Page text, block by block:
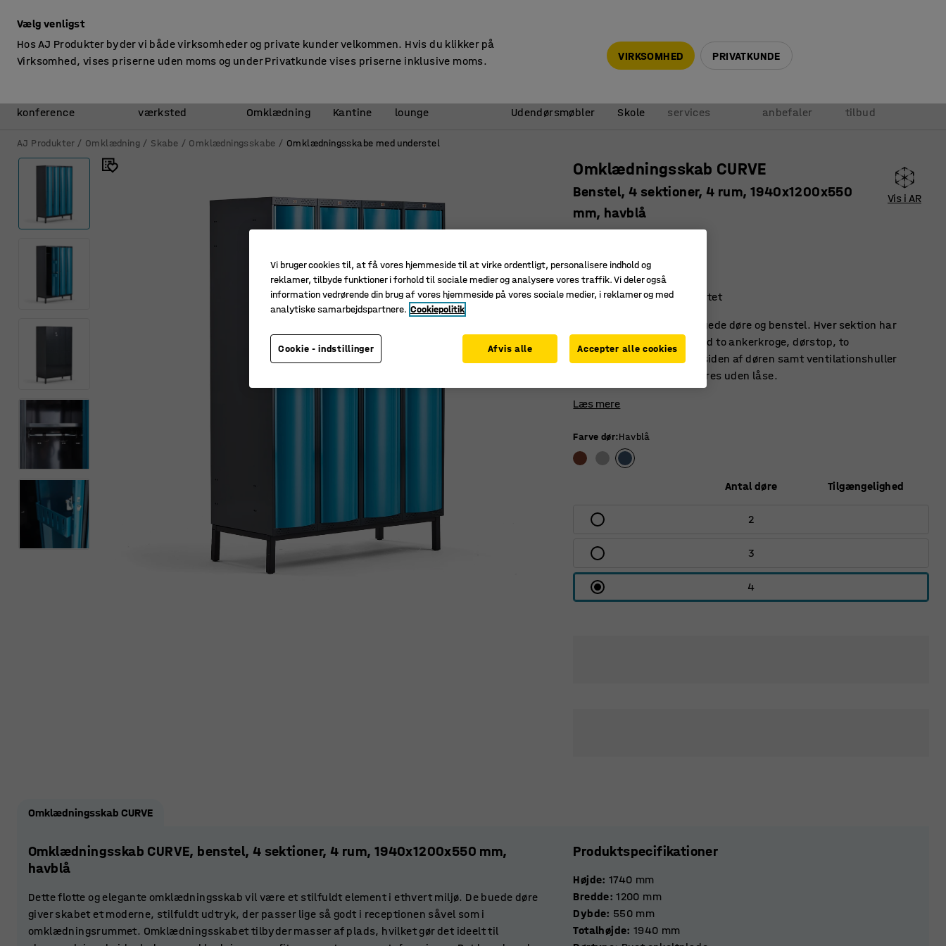
konference
værksted
Omklædning Kantine
lounge
Udendørsmøbler Skole
services
anbefaler
tilbud
AJ Produkter Omklædning Skabe Omklædningsskabe Omklædningsskabe med understel
Omklædningsskab CURVE
Benstel, 4 sektioner, 4 rum, 1940x1200x550
mm, havblå
Vis i AR
Veludstyret
Buede døre
Eksklusivt og af høj kvalitet
Omklædningsskab med buede døre og benstel. Hver sektion har
hattehylde, bøjlestang med to ankerkroge, dørstop, to
opbevaringsrum på indersiden af døren samt ventilationshuller
foroven og forneden. Leveres uden låse.
Læs mere
Farve dør:Havblå
Antal døre Tilgængelighed
2
3
4
Omklædningsskab CURVE
Omklædningsskab CURVE, benstel, 4 sektioner, 4 rum, 1940x1200x550 mm,
havblå
Dette flotte og elegante omklædningsskab vil være et stilfuldt element i ethvert miljø. De buede døre
giver skabet et moderne, stilfuldt udtryk, der passer lige så godt i receptionen såvel som i
omklædningsrummet. Omklædningsskabet tilbyder masser af plads, hvilket gør det ideelt til
Produktspecifikationer
Højde: 1740 mm
Bredde: 1200 mm
Dybde: 550 mm
Totalhøjde: 1940 mm
Vælg venligst
Hos AJ Produkter byder vi både virksomheder og private kunder velkommen. Hvis du klikker på
Virksomhed, vises priserne uden moms og under Privatkunde vises priserne inklusive moms.
VIRKSOMHED PRIVATKUNDE
Vi bruger cookies til, at få vores hjemmeside til at virke ordentligt, personalisere indhold og
reklamer, tilbyde funktioner i forhold til sociale medier og analysere vores traffik. Vi deler også
information vedrørende din brug af vores hjemmeside på vores sociale medier, i reklamer og med
analytiske samarbejdspartnere. Cookiepolitik
Cookie - indstillinger Afvis alle Accepter alle cookies